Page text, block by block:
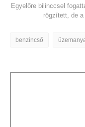
Egyelőre bilinccsel
rögzített, de a
benzincső